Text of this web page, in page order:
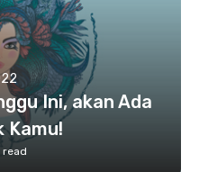
Ini, akan Ada
Kamu!
read